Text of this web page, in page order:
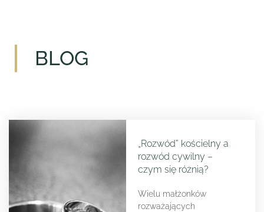
BLOG
„Rozwód” kościelny a
rozwód cywilny –
czym się różnią?
Wielu małżonków
rozważających